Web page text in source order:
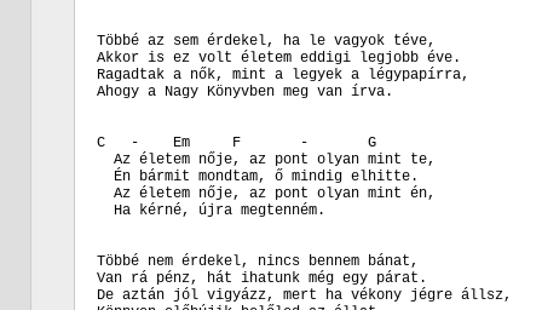
Többé az sem érdekel, ha le vagyok téve,
Akkor is ez volt életem eddigi legjobb éve.
Ragadtak a nők, mint a legyek a légypapírra,
Ahogy a Nagy Könyvben meg van írva.
C   -    Em     F       -       G
  Az életem nője, az pont olyan mint te,
  Én bármit mondtam, ő mindig elhitte.
  Az életem nője, az pont olyan mint én,
  Ha kérné, újra megtenném.
Többé nem érdekel, nincs bennem bánat,
Van rá pénz, hát ihatunk még egy párat.
De aztán jól vigyázz, mert ha vékony jégre állsz,